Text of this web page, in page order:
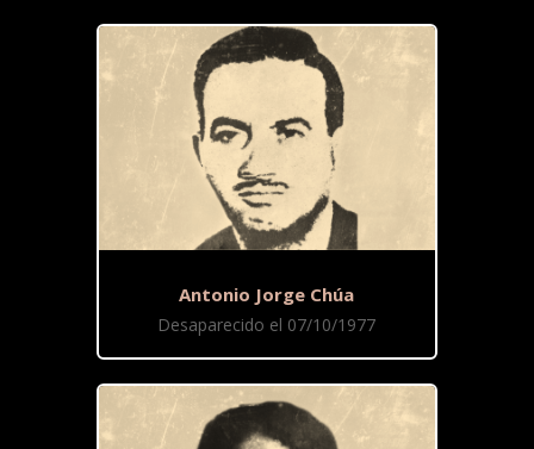
Antonio Jorge Chúa
Desaparecido el 07/10/1977